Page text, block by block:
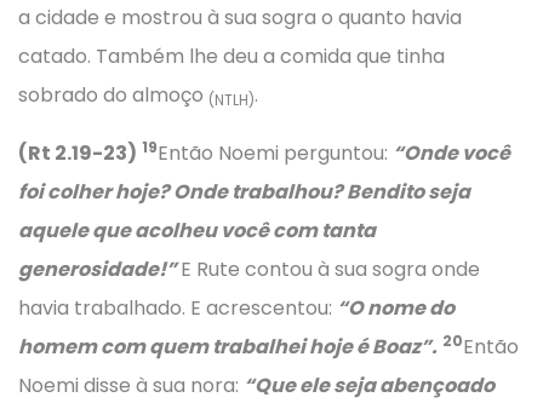
a cidade e mostrou à sua sogra o quanto havia
catado. Também lhe deu a comida que tinha
sobrado do almoço (NTLH).
(Rt 2.19-23) 19Então Noemi perguntou: “Onde você
foi colher hoje? Onde trabalhou? Bendito seja
aquele que acolheu você com tanta
generosidade!”E Rute contou à sua sogra onde
havia trabalhado. E acrescentou: “O nome do
homem com quem trabalhei hoje é Boaz”. 20Então
Noemi disse à sua nora: “Que ele seja abençoado